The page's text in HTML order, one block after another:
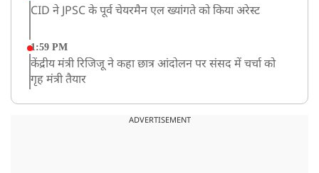
CID ने JPSC के पूर्व चेयरमैन एल ख्यांगते को किया अरेस्ट
1:59 PM
केंद्रीय मंत्री रिजिजू ने कहा छात्र आंदोलन पर संसद में चर्चा को
गृह मंत्री तैयार
अभिषेक बनर्जी को आंखों के इलाज के लिए विदेश जाने की
ADVERTISEMENT